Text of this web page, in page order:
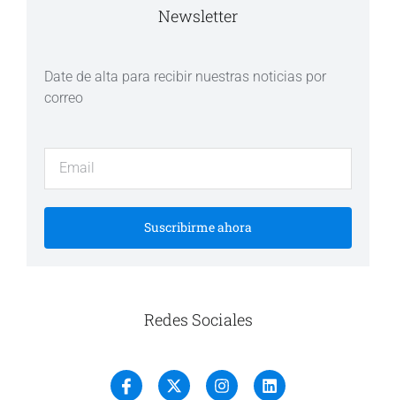
Newsletter
Date de alta para recibir nuestras noticias por
correo
Suscribirme ahora
Redes Sociales